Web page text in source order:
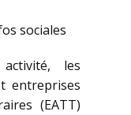
sociales
les
entreprises
(EATT)